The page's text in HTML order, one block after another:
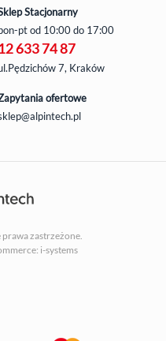
Stacjonarny
ptod 10:00 do 17:00
633 74 87
7, Kraków
ofertowe
zastrzeżone.
i-systems